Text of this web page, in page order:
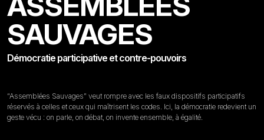
SAUVAGES
Démocratie participative et contre-pouvoirs
“Assemblées Sauvages” veut rompre avec les faux dispositifs participatifs
réservés à celles et ceux qui maîtrisent les codes. Ici, la démocratie redevient un
geste vécu : on parle, on débat, on invente ensemble, à égalité.